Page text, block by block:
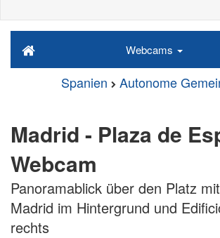
Webcams
Spanien
Autonome
Madrid - Plaza de
Webcam
Panoramablick über den Platz
Madrid im Hintergrund und
rechts